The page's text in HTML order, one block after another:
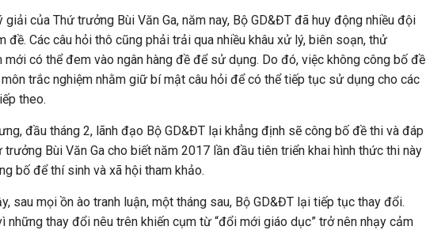
giải của Thứ trưởng Bùi Văn Ga, năm nay, Bộ GD&ĐT đã huy động nhiều đội
đề. Các câu hỏi thô cũng phải trải qua nhiều khâu xử lý, biên soạn, thử
mới có thể đem vào ngân hàng đề để sử dụng. Do đó, việc không công bố đề
trắc nghiệm nhằm giữ bí mật câu hỏi để có thể tiếp tục sử dụng cho các
theo.
đầu tháng 2, lãnh đạo Bộ GD&ĐT lại khẳng định sẽ công bố đề thi và đáp
trưởng Bùi Văn Ga cho biết năm 2017 lần đầu tiên triển khai hình thức thi này
bố để thí sinh và xã hội tham khảo.
sau mọi ồn ào tranh luận, một tháng sau, Bộ GD&ĐT lại tiếp tục thay đổi.
những thay đổi nêu trên khiến cụm từ “đổi mới giáo dục” trở nên nhạy cảm